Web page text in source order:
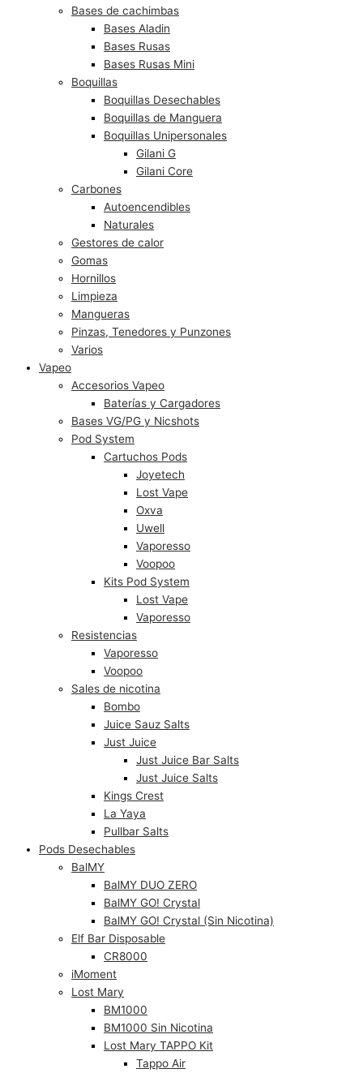
Bases de cachimbas
Bases Aladin
Bases Rusas
Bases Rusas Mini
Boquillas
Boquillas Desechables
Boquillas de Manguera
Boquillas Unipersonales
Gilani G
Gilani Core
Carbones
Autoencendibles
Naturales
Gestores de calor
Gomas
Hornillos
Limpieza
Mangueras
Pinzas, Tenedores y Punzones
Varios
Vapeo
Accesorios Vapeo
Baterías y Cargadores
Bases VG/PG y Nicshots
Pod System
Cartuchos Pods
Joyetech
Lost Vape
Oxva
Uwell
Vaporesso
Voopoo
Kits Pod System
Lost Vape
Vaporesso
Resistencias
Vaporesso
Voopoo
Sales de nicotina
Bombo
Juice Sauz Salts
Just Juice
Just Juice Bar Salts
Just Juice Salts
Kings Crest
La Yaya
Pullbar Salts
Pods Desechables
BalMY
BalMY DUO ZERO
BalMY GO! Crystal
BalMY GO! Crystal (Sin Nicotina)
Elf Bar Disposable
CR8000
iMoment
Lost Mary
BM1000
BM1000 Sin Nicotina
Lost Mary TAPPO Kit
Tappo Air